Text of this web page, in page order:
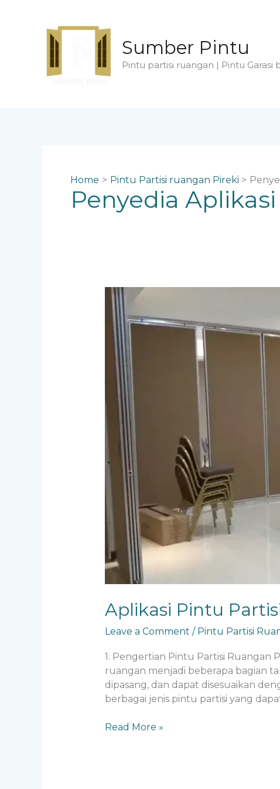
Sumber Pintu
Pintu partisi ruangan | Pintu Garasi
Home Pintu Partisi ruangan Pireki
Penyedia
Aplikasi Pintu
Leave a Comment / Pintu Partisi
1. Pengertian Pintu Partisi
ruangan menjadi beberapa bagian
dipasang, dan dapat disesuaikan
berbagai jenis pintu partisi yang
Aplikasi
Pintu
Partisi
Ruangan
Read More »